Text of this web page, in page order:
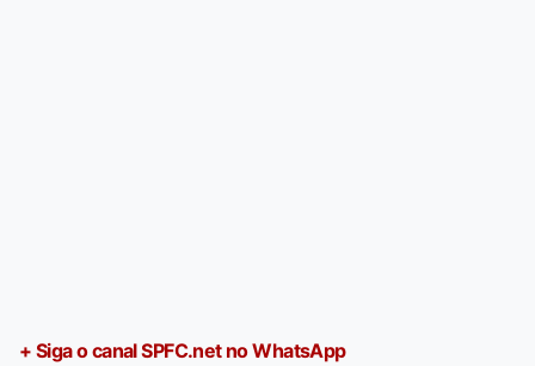
+ Siga o canal SPFC.net no WhatsApp